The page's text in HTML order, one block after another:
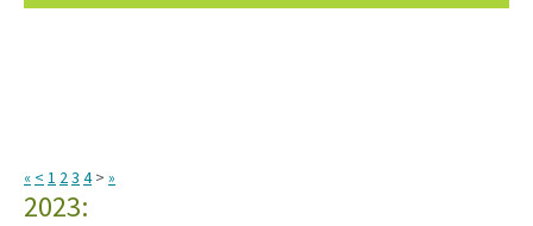
« < 1 23 4> »
2023: